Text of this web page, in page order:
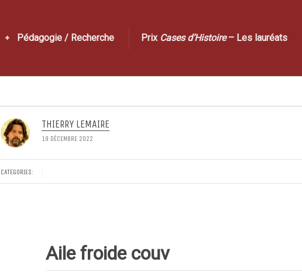
Pédagogie / Recherche Prix Cases d’Histoire– Les lauréats
THIERRY LEMAIRE
19 DÉCEMBRE 2022
CATEGORIES:
Aile froide couv